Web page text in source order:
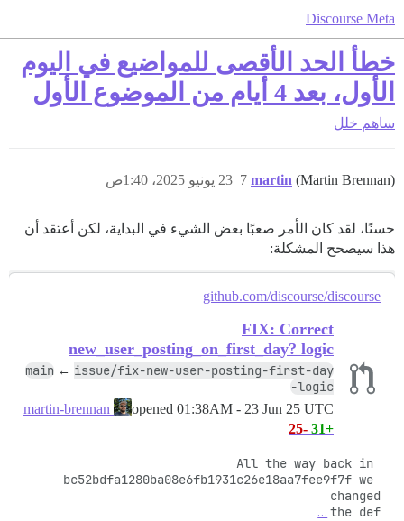
Discourse Meta
خطأ الحد الأقصى للمواضيع في اليوم
الأول، بعد 4 أيام من الموضوع الأول
ساهم خلل
martin (Martin Brennan) 23 يونيو 2025، 1:40ص 7
حسنًا، لقد كان الأمر صعبًا بعض الشيء في البداية، لكن أعتقد أن
هذا سيصحح المشكلة:
github.com/discourse/discourse
FIX: Correct
new_user_posting_on_first_day? logic
main ← issue/fix-new-user-posting-first-day
-logic
opened 01:38AM - 23 Jun 25 UTC
+31
-25
All the way back in
bc52bdfa1280ba08e6fb1931c26e18aa7fee9f7f we
the def
…